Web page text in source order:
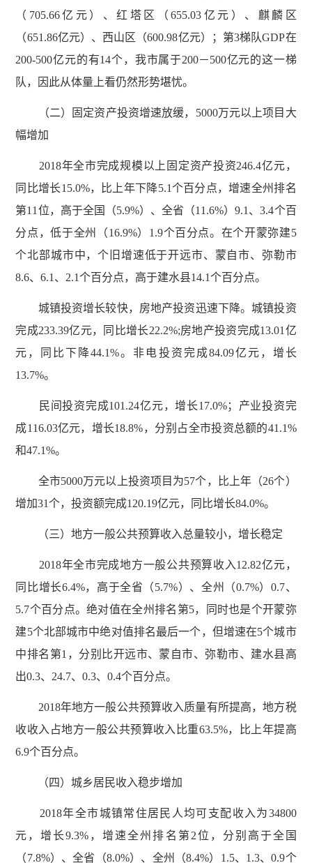
（705.66亿元）、红塔区（655.03亿元）、麒麟区
（651.86亿元）、西山区（600.98亿元）；第3梯队GDP在
200-500亿元的有14个，我市属于200－500亿元的这一梯
队，因此从体量上看仍然形势堪忧。
（二）固定资产投资增速放缓，5000万元以上项目大
幅增加
2018年全市完成规模以上固定资产投资246.4亿元，
同比增长15.0%，比上年下降5.1个百分点，增速全州排名
第11位，高于全国（5.9%）、全省（11.6%）9.1、3.4个百
分点，低于全州（16.9%）1.9个百分点。在个开蒙弥建5
个北部城市中，个旧增速低于开远市、蒙自市、弥勒市
8.6、6.1、2.1个百分点，高于建水县14.1个百分点。
城镇投资增长较快，房地产投资迅速下降。城镇投资
完成233.39亿元，同比增长22.2%;房地产投资完成13.01亿
元，同比下降44.1%。非电投资完成84.09亿元，增长
13.7%。
民间投资完成101.24亿元，增长17.0%；产业投资完
成116.03亿元，增长18.8%，分别占全市投资总额的41.1%
和47.1%。
全市5000万元以上投资项目为57个，比上年（26个）
增加31个，投资额完成120.19亿元，同比增长84.0%。
（三）地方一般公共预算收入总量较小，增长稳定
2018年全市完成地方一般公共预算收入12.82亿元，
同比增长6.4%，高于全省（5.7%）、全州（0.7%）0.7、
5.7个百分点。绝对值在全州排名第5，同时也是个开蒙弥
建5个北部城市中绝对值排名最后一个，但增速在5个城市
中排名第1，分别比开远市、蒙自市、弥勒市、建水县高
出0.3、24.7、0.3、0.4个百分点。
2018年地方一般公共预算收入质量有所提高，地方税
收收入占地方一般公共预算收入比重63.5%，比上年提高
6.9个百分点。
（四）城乡居民收入稳步增加
2018年全市城镇常住居民人均可支配收入为34800
元，增长9.3%，增速全州排名第2位，分别高于全国
（7.8%）、全省（8.0%）、全州（8.4%）1.5、1.3、0.9个